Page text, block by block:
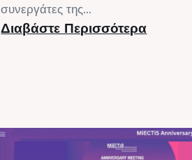
συνεργάτες της...
Διαβάστε Περισσότερα